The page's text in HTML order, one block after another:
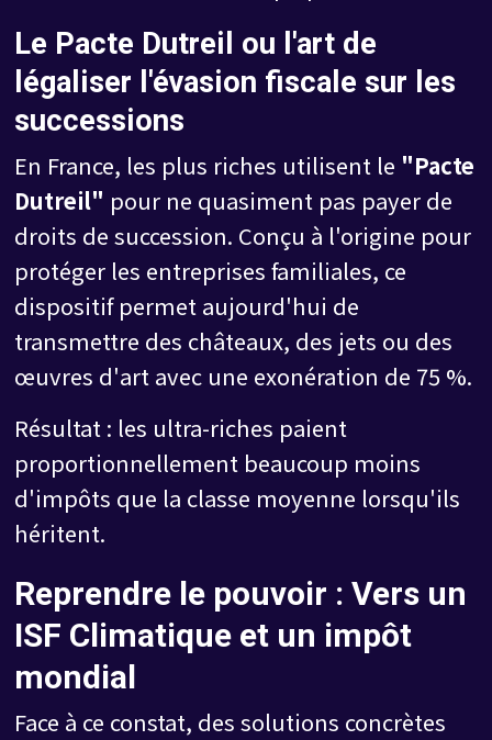
Le Pacte Dutreil ou l'art de
légaliser l'évasion fiscale sur les
successions
En France, les plus riches utilisent le "Pacte
Dutreil" pour ne quasiment pas payer de
droits de succession. Conçu à l'origine pour
protéger les entreprises familiales, ce
dispositif permet aujourd'hui de
transmettre des châteaux, des jets ou des
œuvres d'art avec une exonération de 75 %.
Résultat : les ultra-riches paient
proportionnellement beaucoup moins
d'impôts que la classe moyenne lorsqu'ils
héritent.
Reprendre le pouvoir : Vers un
ISF Climatique et un impôt
mondial
Face à ce constat, des solutions concrètes